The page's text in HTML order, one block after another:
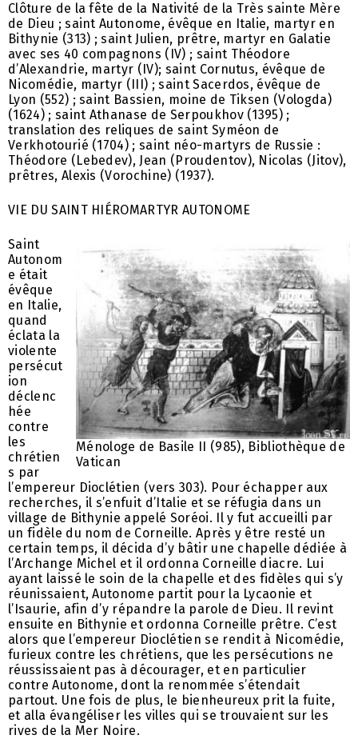
Clôture de la fête de la Nativité de la Très sainte Mère
de Dieu ; saint Autonome, évêque en Italie, martyr en
Bithynie (313) ; saint Julien, prêtre, martyr en Galatie
avec ses 40 compagnons (IV) ; saint Théodore
d’Alexandrie, martyr (IV); saint Cornutus, évêque de
Nicomédie, martyr (III) ; saint Sacerdos, évêque de
Lyon (552) ; saint Bassien, moine de Tiksen (Vologda)
(1624) ; saint Athanase de Serpoukhov (1395) ;
translation des reliques de saint Syméon de
Verkhotourié (1704) ; saint néo-martyrs de Russie :
Théodore (Lebedev), Jean (Proudentov), Nicolas (Jitov),
prêtres, Alexis (Vorochine) (1937).
VIE DU SAINT HIÉROMARTYR AUTONOME
Ménologe de Basile II (985), Bibliothèque de
Vatican
Saint
Autonom
e était
évêque
en Italie,
quand
éclata la
violente
persécut
ion
déclenc
hée
contre
les
chrétien
s par
l’empereur Dioclétien (vers 303). Pour échapper aux
recherches, il s’enfuit d’Italie et se réfugia dans un
village de Bithynie appelé Soréoi. Il y fut accueilli par
un fidèle du nom de Corneille. Après y être resté un
certain temps, il décida d’y bâtir une chapelle dédiée à
l’Archange Michel et il ordonna Corneille diacre. Lui
ayant laissé le soin de la chapelle et des fidèles qui s’y
réunissaient, Autonome partit pour la Lycaonie et
l’Isaurie, afin d’y répandre la parole de Dieu. Il revint
ensuite en Bithynie et ordonna Corneille prêtre. C’est
alors que l’empereur Dioclétien se rendit à Nicomédie,
furieux contre les chrétiens, que les persécutions ne
réussissaient pas à décourager, et en particulier
contre Autonome, dont la renommée s’étendait
partout. Une fois de plus, le bienheureux prit la fuite,
et alla évangéliser les villes qui se trouvaient sur les
rives de la Mer Noire.